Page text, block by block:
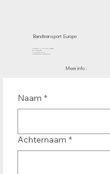
Bandtransport Europe
Molenwerf 12 | 1911 DB Uitgeest
the Netherlands
T.:+31 (0)251 319 119
info@bandtransporteurope.nl
Meer info :
Naam *
Achternaam *